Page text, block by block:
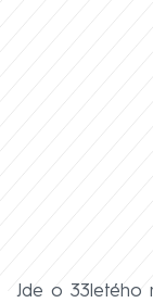
Jde o 33letého